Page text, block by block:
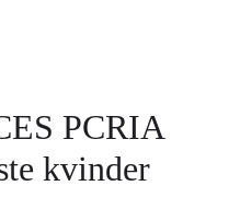
PCRIA
kvinder